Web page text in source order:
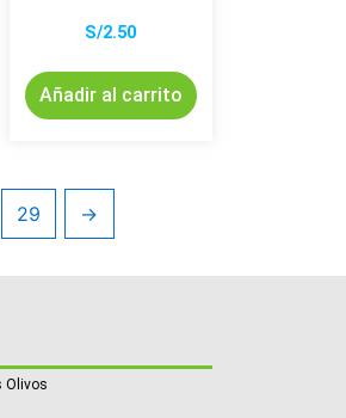
S/2.50
Añadir al carrito
29 →
Olivos